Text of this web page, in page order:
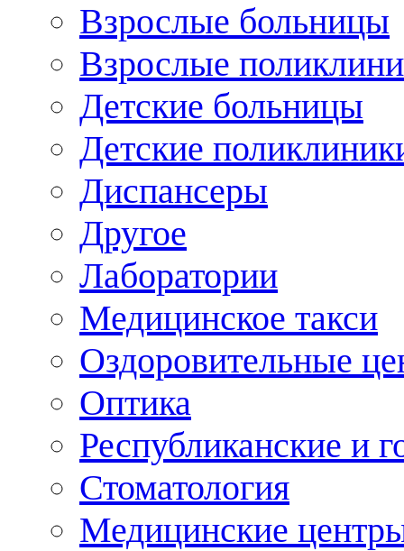
Взрослые больницы
Взрослые
Детские больницы
Детские
Диспансеры
Другое
Лаборатории
Медицинское такси
Оздоровительные
Оптика
Республиканские и
Стоматология
Медицинские